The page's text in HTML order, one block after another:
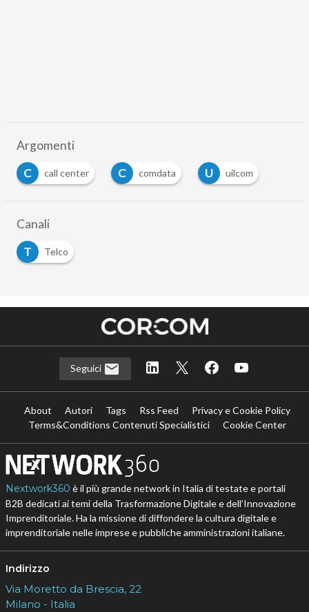
Argomenti
C
call center C comdata U uilcom
Canali
T
Telco
Seguici
About Autori Tags Rss Feed
Privacy e Cookie Policy
Terms&Conditions Contenuti Specialistici
Cookie Center
Nextwork360 è il più grande network in Italia di testate e portali
B2B dedicati ai temi della Trasformazione Digitale e dell’Innovazione
Imprenditoriale. Ha la missione di diffondere la cultura digitale e
imprenditoriale nelle imprese e pubbliche amministrazioni italiane.
Indirizzo
Via Moretto da Brescia, 22
Milano - Italia